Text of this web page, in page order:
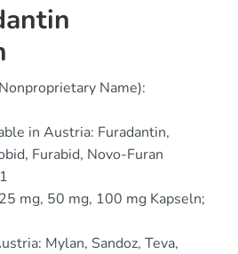
Name):
in Austria: Furadantin,
Furabid, Novo-Furan
mg, 50 mg, 100 mg Kapseln;
Mylan, Sandoz, Teva,